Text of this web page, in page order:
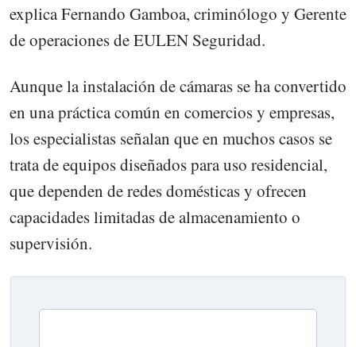
explica Fernando Gamboa, criminólogo y Gerente
de operaciones de EULEN Seguridad.
Aunque la instalación de cámaras se ha convertido
en una práctica común en comercios y empresas,
los especialistas señalan que en muchos casos se
trata de equipos diseñados para uso residencial,
que dependen de redes domésticas y ofrecen
capacidades limitadas de almacenamiento o
supervisión.